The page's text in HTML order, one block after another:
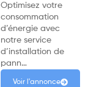
Optimisez votre
consommation
d’énergie avec
notre service
d’installation de
pann…
Voir l'annonce